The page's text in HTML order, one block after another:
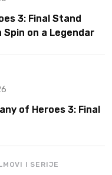
3: Final Stand
on a Legendary
of Heroes 3: Final
I SERIJE